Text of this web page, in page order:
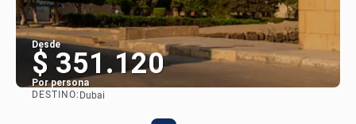
Desde
$ 351.120
Por persona
DESTINO: Dubai